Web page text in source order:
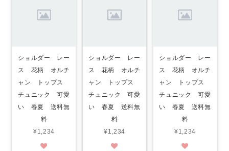
ショルダー レー
ス 花柄 オルチ
ャン トップス
チュニック 可愛
い 春夏 送料無
料
¥1,234
ショルダー レー
ス 花柄 オルチ
ャン トップス
チュニック 可愛
い 春夏 送料無
料
¥1,234
ショルダー レー
ス 花柄 オルチ
ャン トップス
チュニック 可愛
い 春夏 送料無
料
¥1,234